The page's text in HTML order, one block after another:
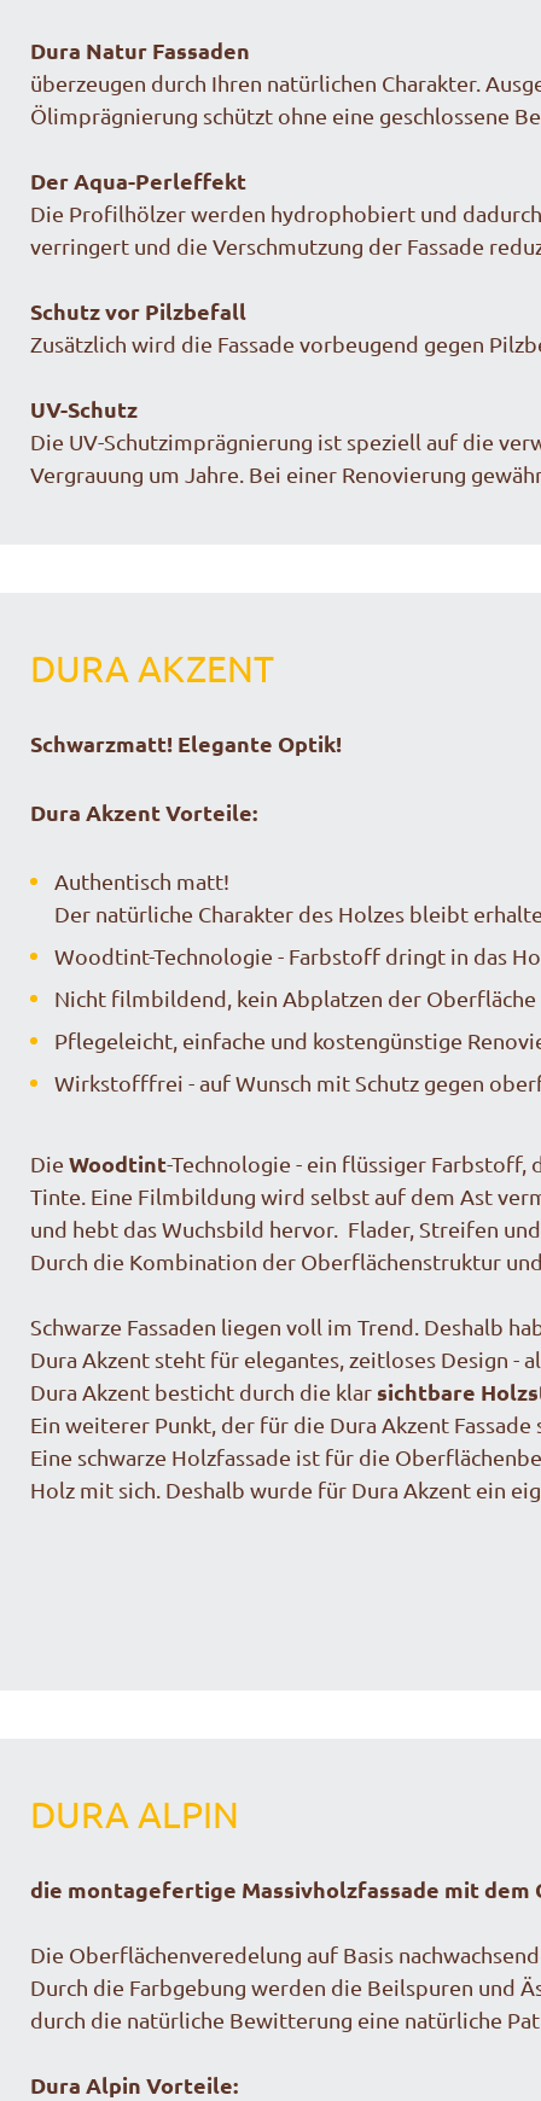
Dura Natur Fassaden
überzeugen durch Ihren natürlichen Charakter.
Ölimprägnierung schützt ohne eine geschlossene
Der Aqua-Perleffekt
Die Profilhölzer werden hydrophobiert und
verringert und die Verschmutzung der Fassade
Schutz vor Pilzbefall
Zusätzlich wird die Fassade vorbeugend gegen
UV-Schutz
Die UV-Schutzimprägnierung ist speziell auf die
Vergrauung um Jahre. Bei einer Renovierung
DURA AKZENT
Schwarzmatt! Elegante Optik!
Dura Akzent Vorteile:
Authentisch matt!
Der natürliche Charakter des Holzes bleibt
Woodtint-Technologie - Farbstoff dringt in das
Nicht filmbildend, kein Abplatzen der Oberfläche
Pflegeleicht, einfache und kostengünstige
Wirkstofffrei - auf Wunsch mit Schutz gegen
Die Woodtint-Technologie - ein flüssiger
Tinte. Eine Filmbildung wird selbst auf dem Ast
und hebt das Wuchsbild hervor. Flader, Streifen
Durch die Kombination der Oberflächenstruktur
Schwarze Fassaden liegen voll im Trend. Deshalb
Dura Akzent steht für elegantes, zeitloses Design -
Dura Akzent besticht durch die klar sichtbare
Ein weiterer Punkt, der für die Dura Akzent
Eine schwarze Holzfassade ist für die
Holz mit sich. Deshalb wurde für Dura Akzent ein
DURA ALPIN
die montagefertige Massivholzfassade mit dem
Die Oberflächenveredelung auf Basis
Durch die Farbgebung werden die Beilspuren und
durch die natürliche Bewitterung eine natürliche
Dura Alpin Vorteile: